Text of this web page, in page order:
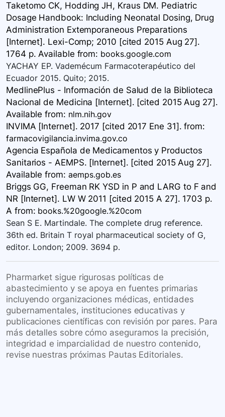
Taketomo CK, Hodding JH, Kraus DM. Pediatric
Dosage Handbook: Including Neonatal Dosing, Drug
Administration Extemporaneous Preparations
[Internet]. Lexi-Comp; 2010 [cited 2015 Aug 27].
1764 p. Available from: books.google.com
YACHAY EP. Vademécum Farmacoterapéutico del
Ecuador 2015. Quito; 2015.
MedlinePlus - Información de Salud de la Biblioteca
Nacional de Medicina [Internet]. [cited 2015 Aug 27].
Available from: nlm.nih.gov
INVIMA [Internet]. 2017 [cited 2017 Ene 31]. from:
farmacovigilancia.invima.gov.co
Agencia Española de Medicamentos y Productos
Sanitarios - AEMPS. [Internet]. [cited 2015 Aug 27].
Available from: aemps.gob.es
Briggs GG, Freeman RK YSD in P and LARG to F and
NR [Internet]. LW W 2011 [cited 2015 A 27]. 1703 p.
A from: books.%20google.%20com
Sean S E. Martindale. The complete drug reference.
36th ed. Britain T royal pharmaceutical society of G,
editor. London; 2009. 3694 p.
Pharmarket sigue rigurosas políticas de
abastecimiento y se apoya en fuentes primarias
incluyendo organizaciones médicas, entidades
gubernamentales, instituciones educativas y
publicaciones científicas con revisión por pares. Para
más detalles sobre cómo aseguramos la precisión,
integridad e imparcialidad de nuestro contenido,
revise nuestras próximas Pautas Editoriales.